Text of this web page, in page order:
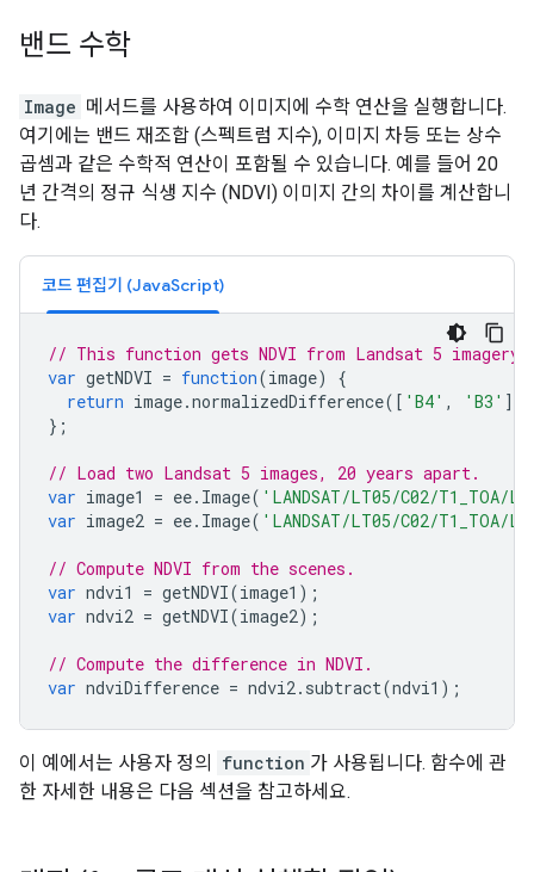
밴드 수학
Image 메서드를 사용하여 이미지에 수학 연산을 실행합니다.
여기에는 밴드 재조합 (스펙트럼 지수), 이미지 차등 또는 상수
곱셈과 같은 수학적 연산이 포함될 수 있습니다. 예를 들어 20
년 간격의 정규 식생 지수 (NDVI) 이미지 간의 차이를 계산합니
다.
코드 편집기 (JavaScript)
// This function gets NDVI from Landsat 5 imagery.
var getNDVI = function(image)
{
return image.normalizedDifference([ 'B4' , 'B3' ]);
};
// Load two Landsat 5 images, 20 years apart.
var image1 = ee. Image( 'LANDSAT/LT05/C02/T1_TOA/
var image2 = ee. Image( 'LANDSAT/LT05/C02/T1_TOA/
// Compute NDVI from the scenes.
var ndvi1 = getNDVI(image1 );
var ndvi2 = getNDVI(image2);
// Compute the difference in NDVI.
var ndviDifference = ndvi2. subtract(ndvi1 );
이 예에서는 사용자 정의 function 가 사용됩니다. 함수에 관
한 자세한 내용은 다음 섹션을 참고하세요.